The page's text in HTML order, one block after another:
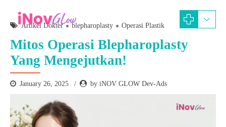
Artikel Dokter blepharoplasty Operasi Plastik
Mitos Operasi Blepharoplasty
Yang Mengejutkan!
January 26, 2025 by iNOV GLOW Dev-Ads